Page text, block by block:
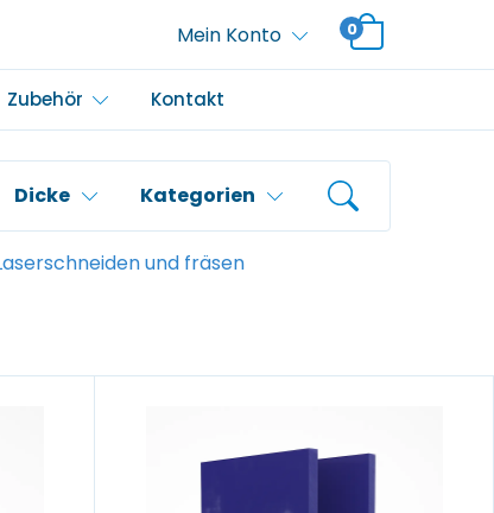
Mein Konto 0
Zubehör Kontakt
Dicke Kategorien
und fräsen